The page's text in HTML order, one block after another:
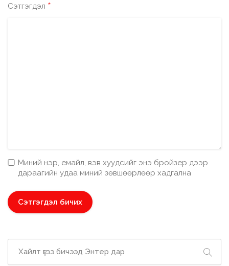
Сэтгэгдэл *
Миний нэр, емайл, вэв хуудсийг энэ бройзер дээр
дараагийн удаа миний зөвшөөрлөөр хадгална